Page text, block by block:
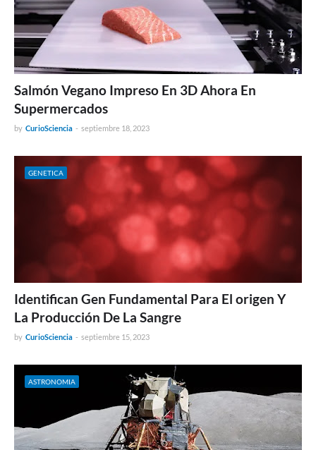
Salmón Vegano Impreso En 3D Ahora En
Supermercados
by CurioSciencia - septiembre 18, 2023
GENETICA
Identifican Gen Fundamental Para El origen Y
La Producción De La Sangre
by CurioSciencia - septiembre 15, 2023
ASTRONOMIA